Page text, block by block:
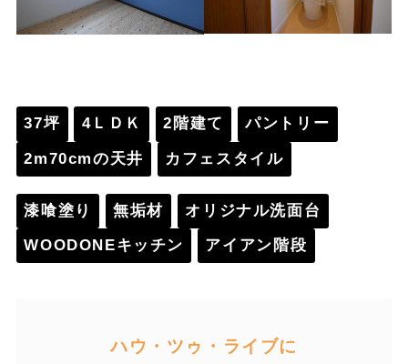
37坪 4ＬＤＫ 2階建て パントリー
2m70cmの天井 カフェスタイル
漆喰塗り 無垢材 オリジナル洗面台
WOODONEキッチン アイアン階段
ハウ・ツゥ・ライブに